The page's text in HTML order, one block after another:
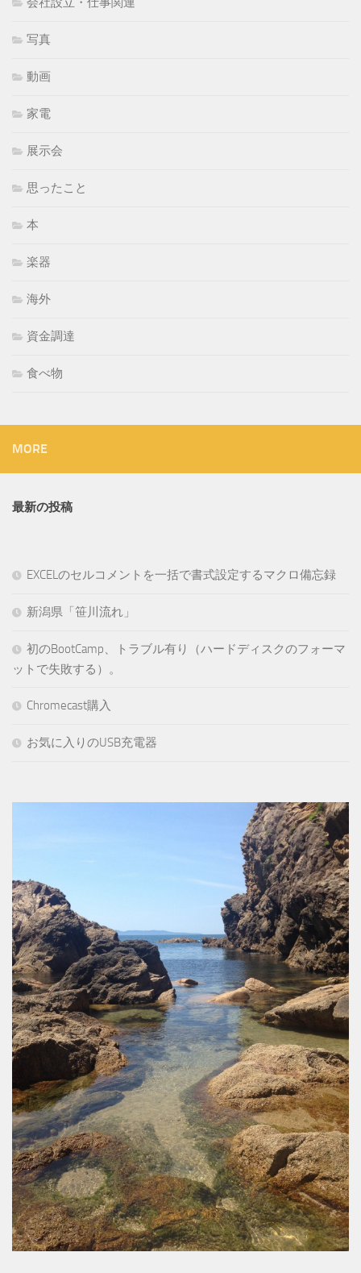
写真
動画
家電
展示会
思ったこと
本
楽器
海外
資金調達
食べ物
MORE
最新の投稿
EXCELのセルコメントを一括で書式設定するマクロ備忘録
新潟県「笹川流れ」
初のBootCamp、トラブル有り（ハードディスクのフォーマ
ットで失敗する）。
Chromecast購入
お気に入りのUSB充電器